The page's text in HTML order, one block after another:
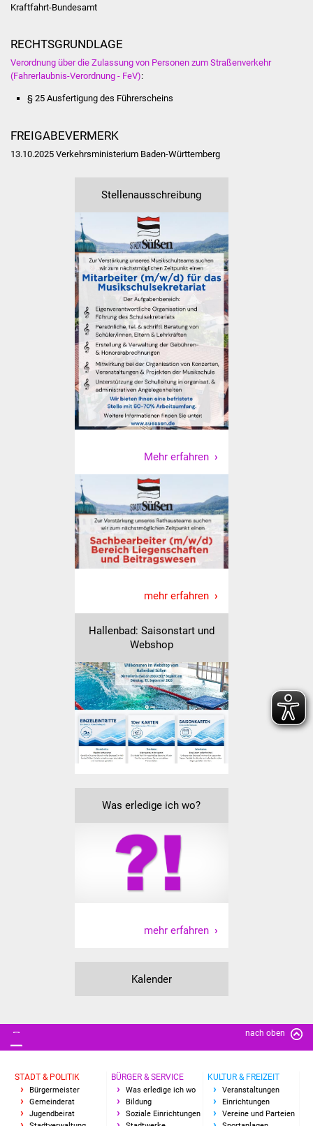
Familienzentrum
Suenergie
NETZMonitor
Gesundheit und Notfall
Ärzte und Apotheken
Pflege von Angehörigen
Hitzewarnung / UV-
Index
ÖPNV
Bürgerbus (MOBS)
Kultur & Freizeit
Veranstaltungen
Stadtfest
Ostermarkt
Einrichtungen
Hallenbad
Stadtbücherei
Stadtarchiv
Zehntscheuer
Bürgerhaus
Kulturhalle
Vereine und Parteien
Selbsteintrag Vereine
Sportanlagen
Lebenslagen
Kraftfahrt-Bundesamt
RECHTSGRUNDLAGE
Verordnung über die Zulassung von Personen zum Straßenverkehr
(Fahrerlaubnis-Verordnung - FeV):
§ 25 Ausfertigung des Führerscheins
FREIGABEVERMERK
13.10.2025 Verkehrsministerium Baden-Württemberg
Stellenausschreibung
Mehr erfahren
mehr erfahren
Hallenbad: Saisonstart und
Webshop
Was erledige ich wo?
mehr erfahren
Kalender
nach oben
STADT & POLITIK
Bürgermeister
Gemeinderat
Jugendbeirat
BÜRGER & SERVICE
Was erledige ich wo
Bildung
Soziale Einrichtungen
KULTUR & FREIZEIT
Veranstaltungen
Einrichtungen
Vereine und Parteien